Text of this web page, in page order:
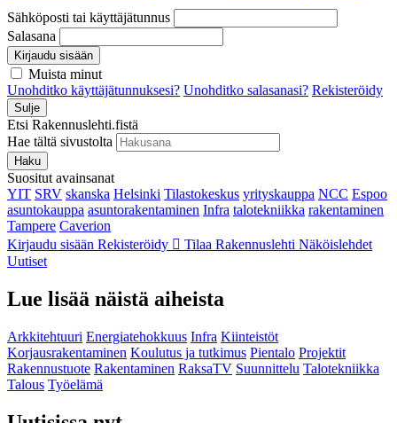
Sähköposti tai käyttäjätunnus
Salasana
Kirjaudu sisään
Muista minut
Unohditko käyttäjätunnuksesi? Unohditko salasanasi? Rekisteröidy
Sulje
Etsi Rakennuslehti.fistä
Hae tältä sivustolta
Haku
Suositut avainsanat
YIT SRV skanska Helsinki Tilastokeskus yrityskauppa NCC Espoo
asuntokauppa asuntorakentaminen Infra talotekniikka rakentaminen
Tampere Caverion
Kirjaudu sisään Rekisteröidy Tilaa Rakennuslehti Näköislehdet
Uutiset
Lue lisää näistä aiheista
Arkkitehtuuri Energiatehokkuus Infra Kiinteistöt
Korjausrakentaminen Koulutus ja tutkimus Pientalo Projektit
Rakennustuote Rakentaminen RaksaTV Suunnittelu Talotekniikka
Talous Työelämä